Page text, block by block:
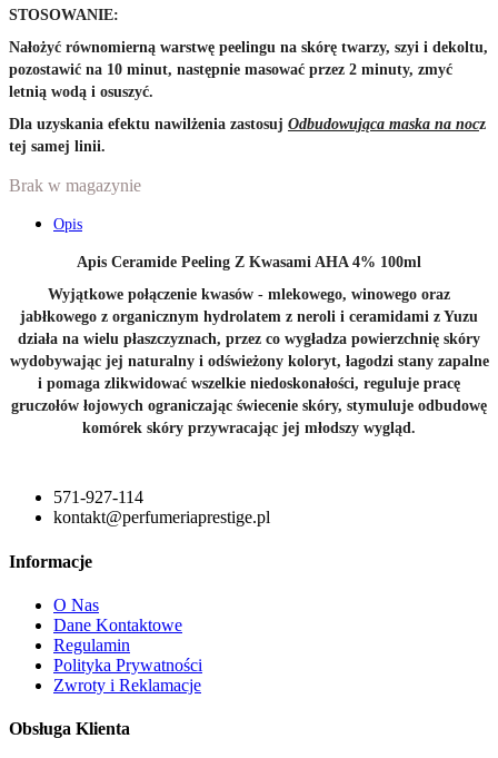
STOSOWANIE:
Nałożyć równomierną warstwę peelingu na skórę twarzy, szyi i dekoltu,
pozostawić na 10 minut, następnie masować przez 2 minuty, zmyć
letnią wodą i osuszyć.
Dla uzyskania efektu nawilżenia zastosuj Odbudowująca maska na nocz
tej samej linii.
Brak w magazynie
Opis
Apis Ceramide Peeling Z Kwasami AHA 4% 100ml
Wyjątkowe połączenie kwasów - mlekowego, winowego oraz
jabłkowego z organicznym hydrolatem z neroli i ceramidami z Yuzu
działa na wielu płaszczyznach, przez co wygładza powierzchnię skóry
wydobywając jej naturalny i odświeżony koloryt, łagodzi stany zapalne
i pomaga zlikwidować wszelkie niedoskonałości, reguluje pracę
gruczołów łojowych ograniczając świecenie skóry, stymuluje odbudowę
komórek skóry przywracając jej młodszy wygląd.
571-927-114
kontakt@perfumeriaprestige.pl
Informacje
O Nas
Dane Kontaktowe
Regulamin
Polityka Prywatności
Zwroty i Reklamacje
Obsługa Klienta